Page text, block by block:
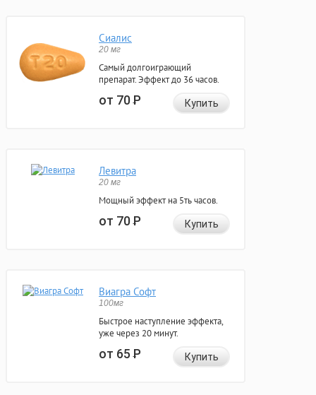
Сиалис
20 мг
Самый долгоиграющий
препарат. Эффект до 36 часов.
от 70Р Купить
Левитра
20 мг
Мощный эффект на 5ть часов.
от 70Р Купить
Виагра Софт
100мг
Быстрое наступление эффекта,
уже через 20 минут.
от 65Р Купить